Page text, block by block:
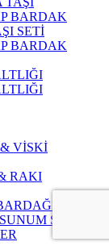
BARDAK
SETİ
BARDAK
VİSKİ
RAKI
&
SETİ